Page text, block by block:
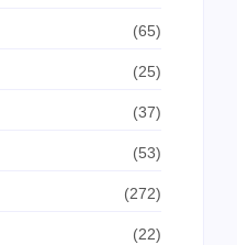
(65)
(25)
(37)
(53)
(272)
(22)